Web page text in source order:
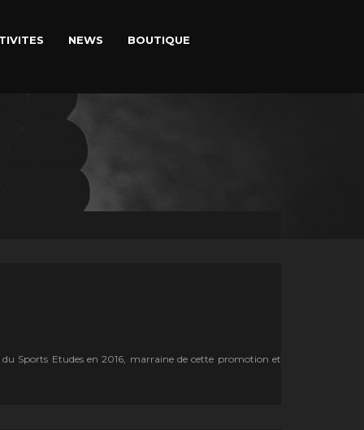
NEWS BOUTIQUE
Sports Etudes en 2016, marraine de cette promotion et